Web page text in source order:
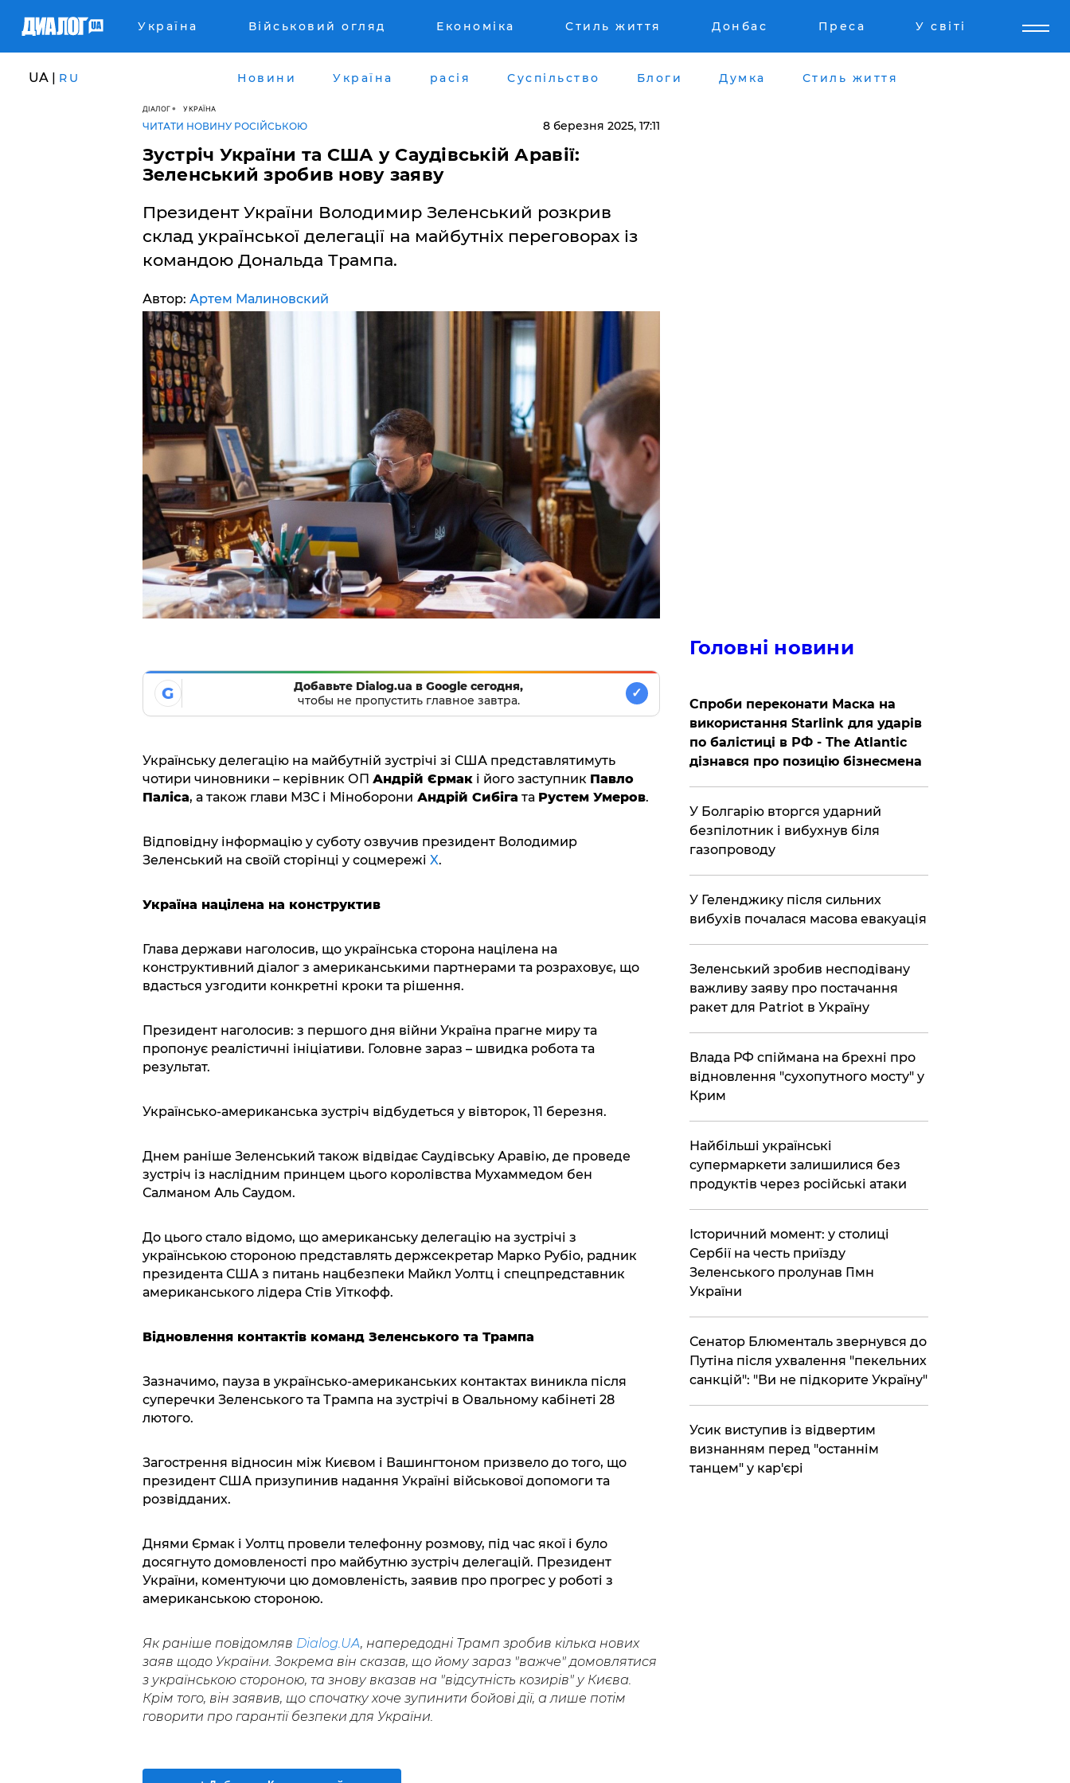
Україна Військовий огляд Економіка Стиль життя Донбас Преса У світі
UA | RU Новини Україна расія Суспільство Блоги Думка Стиль життя
ДІАЛОГ УКРАЇНА
ЧИТАТИ НОВИНУ РОСІЙСЬКОЮ 8 березня 2025, 17:11
Зустріч України та США у Саудівській Аравії:
Зеленський зробив нову заяву
Президент України Володимир Зеленський розкрив
склад української делегації на майбутніх переговорах із
командою Дональда Трампа.
Автор: Артем Малиновский
G
Добавьте Dialog.ua в Google сегодня,
чтобы не пропустить главное завтра.
✓
Українську делегацію на майбутній зустрічі зі США представлятимуть
чотири чиновники – керівник ОП Андрій Єрмакі його заступник Павло
Паліса, а також глави МЗС і Міноборони Андрій Сибіга та Рустем Умеров.
Відповідну інформацію у суботу озвучив президент Володимир
Зеленський на своїй сторінці у соцмережі X.
Україна націлена на конструктив
Глава держави наголосив, що українська сторона націлена на
конструктивний діалог з американськими партнерами та розраховує, що
вдасться узгодити конкретні кроки та рішення.
Президент наголосив: з першого дня війни Україна прагне миру та
пропонує реалістичні ініціативи. Головне зараз – швидка робота та
результат.
Українсько-американська зустріч відбудеться у вівторок, 11 березня.
Днем раніше Зеленський також відвідає Саудівську Аравію, де проведе
зустріч із наслідним принцем цього королівства Мухаммедом бен
Салманом Аль Саудом.
До цього стало відомо, що американську делегацію на зустрічі з
українською стороною представлять держсекретар Марко Рубіо, радник
президента США з питань нацбезпеки Майкл Уолтц і спецпредставник
американського лідера Стів Уіткофф.
Відновлення контактів команд Зеленського та Трампа
Зазначимо, пауза в українсько-американських контактах виникла після
суперечки Зеленського та Трампа на зустрічі в Овальному кабінеті 28
лютого.
Загострення відносин між Києвом і Вашингтоном призвело до того, що
президент США призупинив надання Україні військової допомоги та
розвідданих.
Днями Єрмак і Уолтц провели телефонну розмову, під час якої і було
досягнуто домовленості про майбутню зустріч делегацій. Президент
України, коментуючи цю домовленість, заявив про прогрес у роботі з
американською стороною.
Як раніше повідомляв Dialog.UA, напередодні Трамп зробив кілька нових
заяв щодо України. Зокрема він сказав, що йому зараз "важче" домовлятися
з українською стороною, та знову вказав на "відсутність козирів" у Києва.
Крім того, він заявив, що спочатку хоче зупинити бойові дії, а лише потім
говорити про гарантії безпеки для України.
Головні новини
​Спроби переконати Маска на
використання Starlink для ударів
по балістиці в РФ - The Atlantic
дізнався про позицію бізнесмена
У Болгарію вторгся ударний
безпілотник і вибухнув біля
газопроводу
У Геленджику після сильних
вибухів почалася масова евакуація
Зеленський зробив несподівану
важливу заяву про постачання
ракет для Patriot в Україну
Влада РФ спіймана на брехні про
відновлення "сухопутного мосту" у
Крим
Найбільші українські
супермаркети залишилися без
продуктів через російські атаки
Історичний момент: у столиці
Сербії на честь приїзду
Зеленського пролунав Гімн
України
Сенатор Блюменталь звернувся до
Путіна після ухвалення "пекельних
санкцій": "Ви не підкорите Україну"
​Усик виступив із відвертим
визнанням перед "останнім
танцем" у кар'єрі